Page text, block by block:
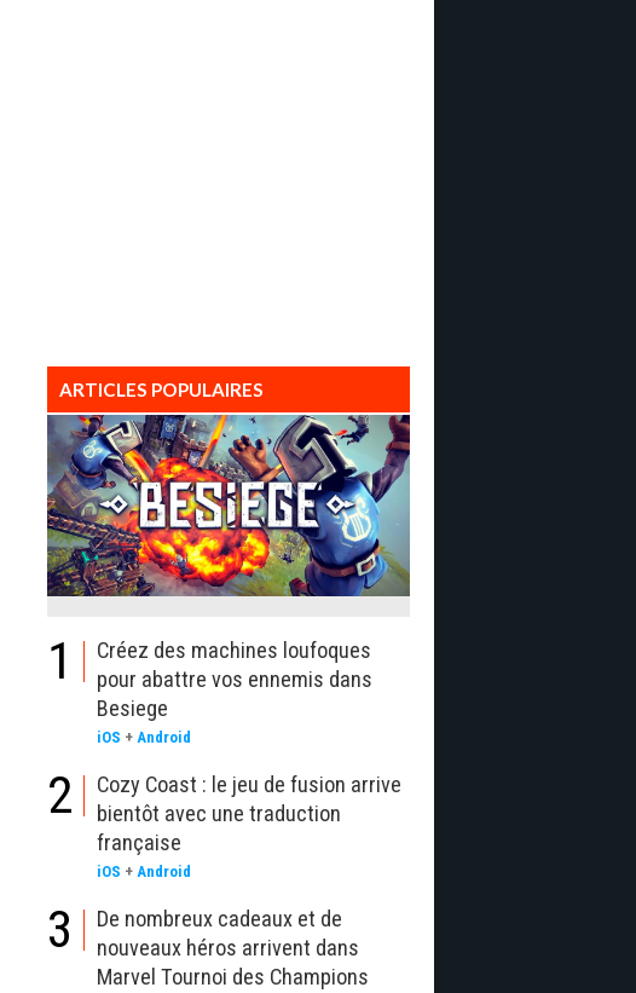
ARTICLES POPULAIRES
1
Créez des machines loufoques
pour abattre vos ennemis dans
Besiege
iOS + Android
2
Cozy Coast : le jeu de fusion arrive
bientôt avec une traduction
française
iOS + Android
3
De nombreux cadeaux et de
nouveaux héros arrivent dans
Marvel Tournoi des Champions